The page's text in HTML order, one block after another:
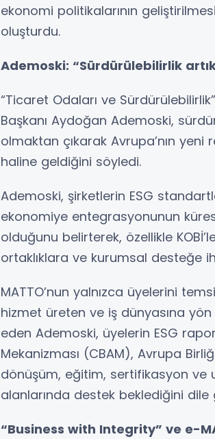
ekonomi politikalarının
oluşturdu.
Ademoski: “Sürdürülebilirlik
“Ticaret Odaları ve
Başkanı Aydoğan Ademoski,
olmaktan çıkarak Avrupa’nın
haline geldiğini söyledi.
Ademoski, şirketlerin ESG
ekonomiye entegrasyonunun
olduğunu belirterek, özellikle
ortaklıklara ve kurumsal desteğe
MATTO’nun yalnızca üyelerini
hizmet üreten ve iş dünyasına
eden Ademoski, üyelerin ESG
Mekanizması (CBAM), Avrupa
dönüşüm, eğitim, sertifikasyon ve
alanlarında destek beklediğini dile
“Business with Integrity” ve e-